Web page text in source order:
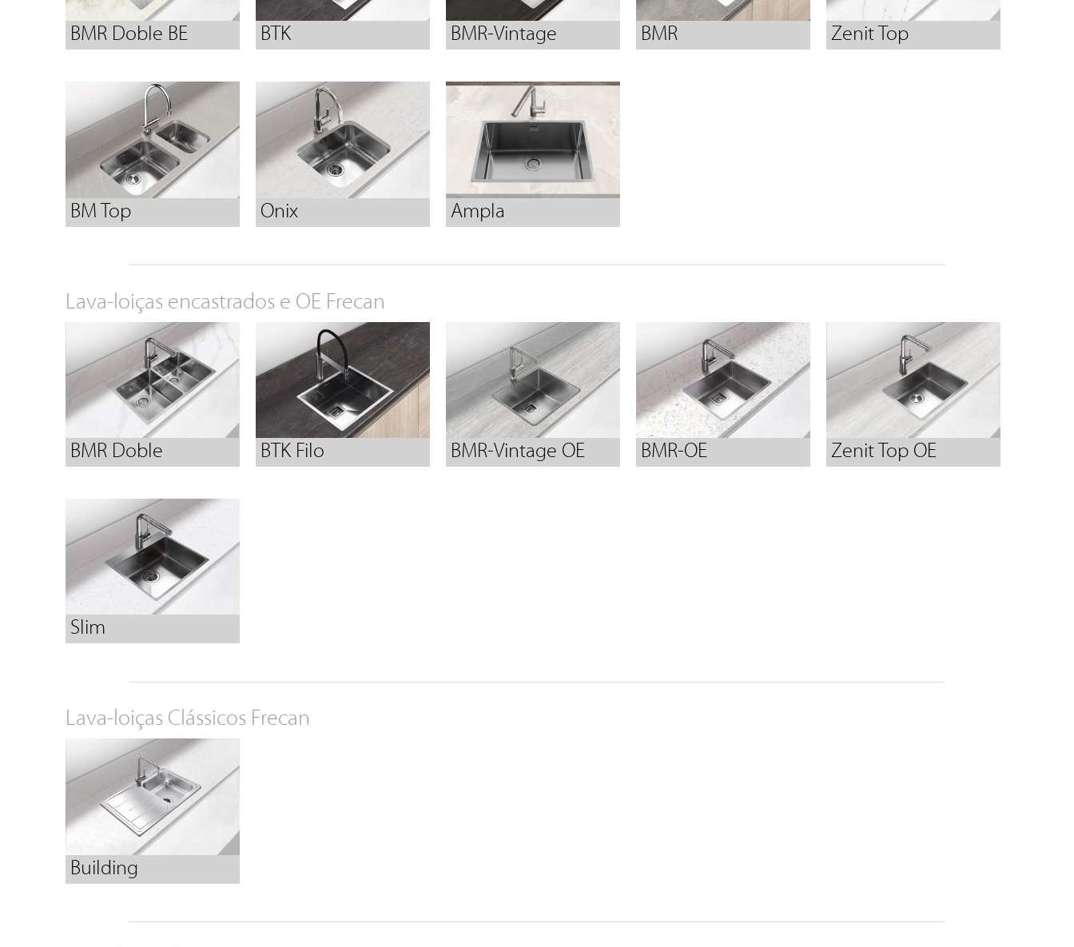
BMR Doble BE BTK BMR-Vintage BMR Zenit Top
BM Top Onix Ampla
Lava-loiças encastrados e OE Frecan
BMR Doble BTK Filo BMR-Vintage OE BMR-OE Zenit Top OE
Slim
Lava-loiças Clássicos Frecan
Building